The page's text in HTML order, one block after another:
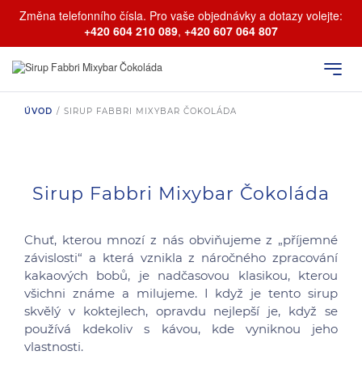
Změna telefonního čísla. Pro vaše objednávky a dotazy volejte:
+420 604 210 089, +420 607 064 807
ÚVOD / SIRUP FABBRI MIXYBAR ČOKOLÁDA
Sirup Fabbri Mixybar Čokoláda
Chuť, kterou mnozí z nás obviňujeme z „příjemné
závislosti“ a která vznikla z náročného zpracování
kakaových bobů, je nadčasovou klasikou, kterou
všichni známe a milujeme. I když je tento sirup
skvělý v koktejlech, opravdu nejlepší je, když se
používá kdekoliv s kávou, kde vyniknou jeho
vlastnosti.